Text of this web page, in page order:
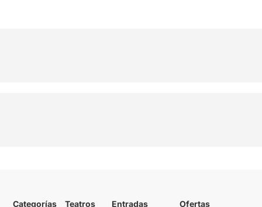
Categorías
Teatros
Entradas
Ofertas